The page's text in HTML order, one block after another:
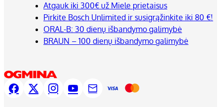
Atgauk iki 300€ už Miele prietaisus
Pirkite Bosch Unlimited ir susigrąžinkite iki 80 €!
ORAL-B: 30 dienų išbandymo galimybė
BRAUN – 100 dienų išbandymo galimybė